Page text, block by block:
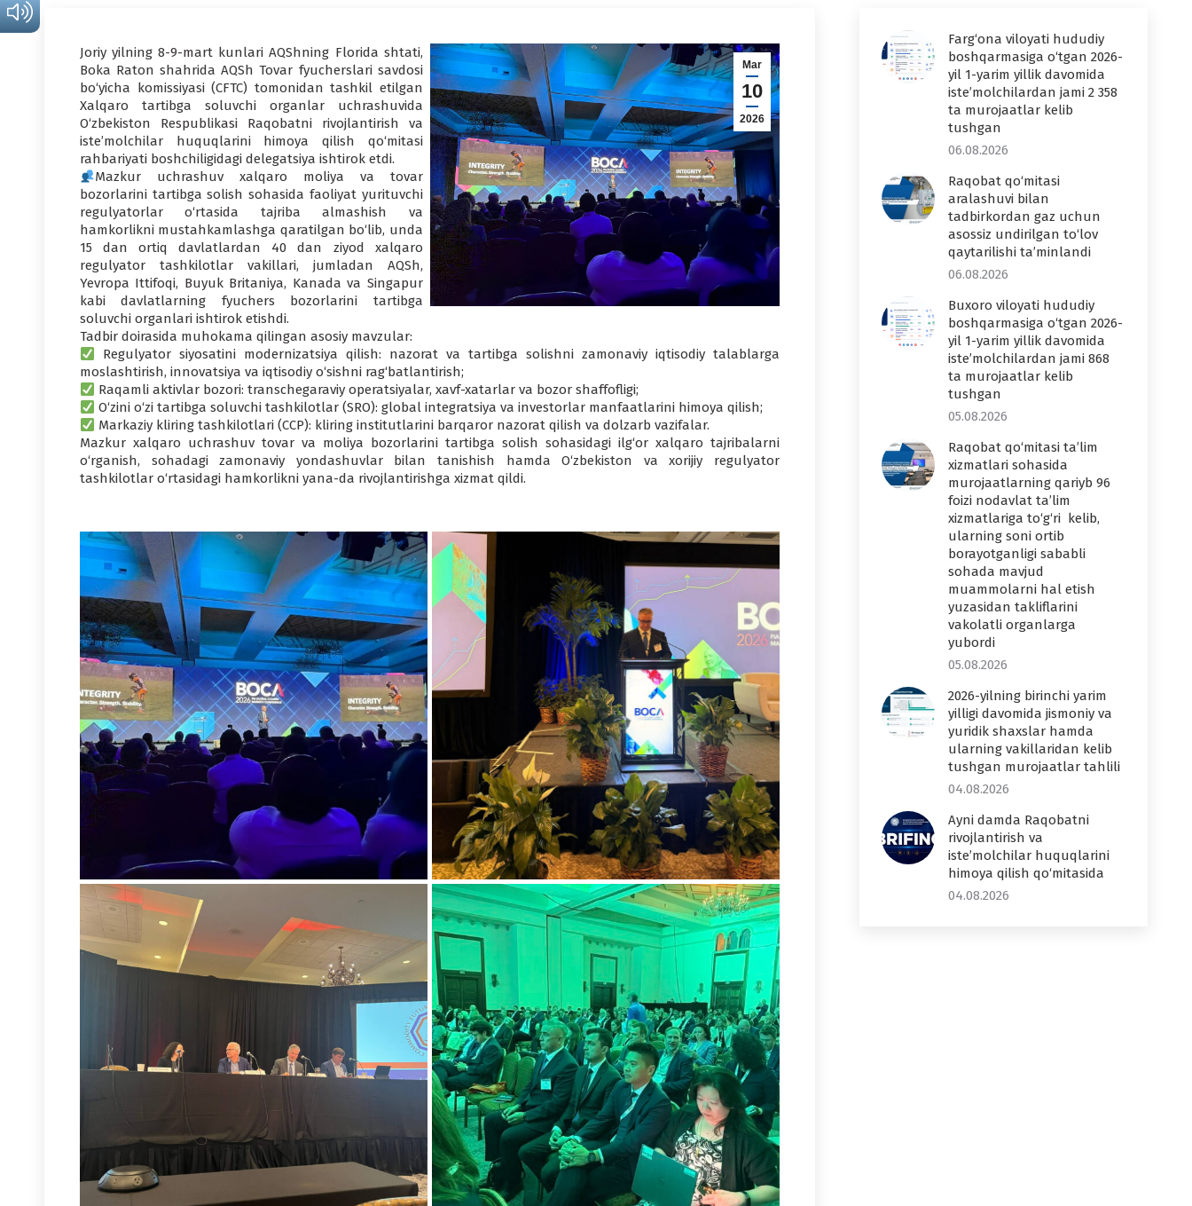
Mar
10
2026
Joriy yilning 8-9-mart kunlari AQShning Florida shtati,
Boka Raton shahrida AQSh Tovar fyucherslari savdosi
bo‘yicha komissiyasi (CFTC) tomonidan tashkil etilgan
Xalqaro tartibga soluvchi organlar uchrashuvida
O‘zbekiston Respublikasi Raqobatni rivojlantirish va
iste’molchilar huquqlarini himoya qilish qo‘mitasi
rahbariyati boshchiligidagi delegatsiya ishtirok etdi.
Mazkur uchrashuv xalqaro moliya va tovar
bozorlarini tartibga solish sohasida faoliyat yurituvchi
regulyatorlar o‘rtasida tajriba almashish va
hamkorlikni mustahkamlashga qaratilgan bo‘lib, unda
15 dan ortiq davlatlardan 40 dan ziyod xalqaro
regulyator tashkilotlar vakillari, jumladan AQSh,
Yevropa Ittifoqi, Buyuk Britaniya, Kanada va Singapur
kabi davlatlarning fyuchers bozorlarini tartibga
soluvchi organlari ishtirok etishdi.
Tadbir doirasida muhokama qilingan asosiy mavzular:
Regulyator siyosatini modernizatsiya qilish: nazorat va tartibga solishni zamonaviy iqtisodiy talablarga
moslashtirish, innovatsiya va iqtisodiy o‘sishni rag‘batlantirish;
Raqamli aktivlar bozori: transchegaraviy operatsiyalar, xavf-xatarlar va bozor shaffofligi;
O‘zini o‘zi tartibga soluvchi tashkilotlar (SRO): global integratsiya va investorlar manfaatlarini himoya qilish;
Markaziy kliring tashkilotlari (CCP): kliring institutlarini barqaror nazorat qilish va dolzarb vazifalar.
Mazkur xalqaro uchrashuv tovar va moliya bozorlarini tartibga solish sohasidagi ilg‘or xalqaro tajribalarni
o‘rganish, sohadagi zamonaviy yondashuvlar bilan tanishish hamda O‘zbekiston va xorijiy regulyator
tashkilotlar o‘rtasidagi hamkorlikni yana-da rivojlantirishga xizmat qildi.
Farg‘ona viloyati hududiy
boshqarmasiga o‘tgan 2026-
yil 1-yarim yillik davomida
iste’molchilardan jami 2 358
ta murojaatlar kelib
tushgan
06.08.2026
Raqobat qo‘mitasi
aralashuvi bilan
tadbirkordan gaz uchun
asossiz undirilgan to‘lov
qaytarilishi ta’minlandi
06.08.2026
Buxoro viloyati hududiy
boshqarmasiga o‘tgan 2026-
yil 1-yarim yillik davomida
iste’molchilardan jami 868
ta murojaatlar kelib
tushgan
05.08.2026
Raqobat qo‘mitasi ta’lim
xizmatlari sohasida
murojaatlarning qariyb 96
foizi nodavlat ta’lim
xizmatlariga to‘g‘ri kelib,
ularning soni ortib
borayotganligi sababli
sohada mavjud
muammolarni hal etish
yuzasidan takliflarini
vakolatli organlarga
yubordi
05.08.2026
2026-yilning birinchi yarim
yilligi davomida jismoniy va
yuridik shaxslar hamda
ularning vakillaridan kelib
tushgan murojaatlar tahlili
04.08.2026
Ayni damda Raqobatni
rivojlantirish va
iste’molchilar huquqlarini
himoya qilish qo‘mitasida
04.08.2026